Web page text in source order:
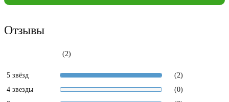
Отзывы
(2)
5 звёзд
(2)
4 звезды
(0)